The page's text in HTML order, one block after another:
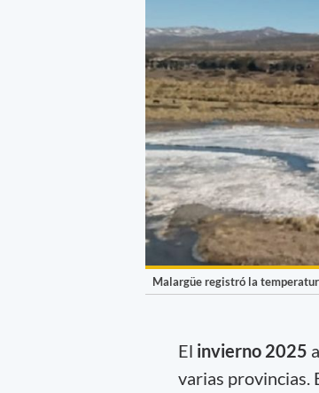
Malargüe registró la
El invierno 2025
varias provincias.